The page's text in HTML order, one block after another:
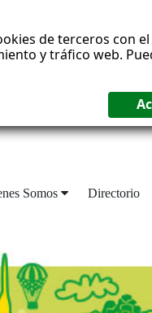
de terceros con
y tráfico web.
Somos Directorio